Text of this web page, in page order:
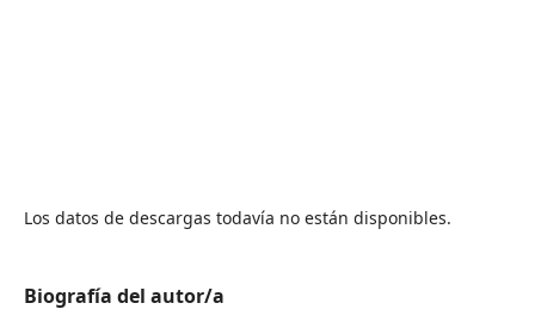
Los datos de descargas todavía no están disponibles.
Biografía del autor/a